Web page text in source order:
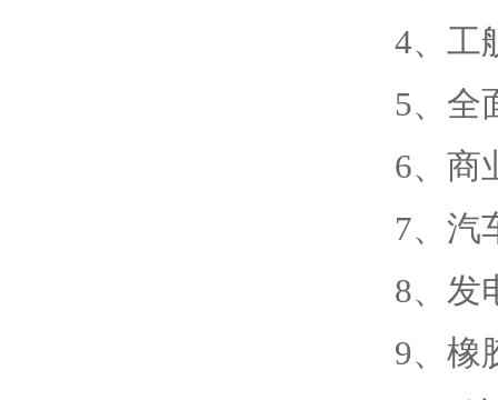
4、工
5、全
6、商
7、汽
8、发
9、橡